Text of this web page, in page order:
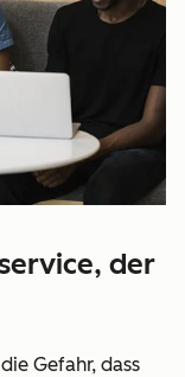
der
Gefahr, dass